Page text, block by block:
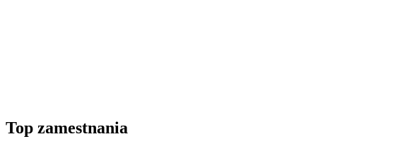
Top zamestnania